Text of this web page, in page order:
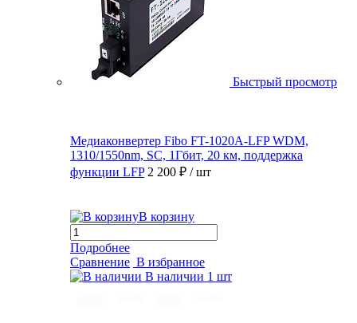
Быстрый просмотр
Медиаконвертер Fibo FT-1020A-LFP WDM,
1310/1550nm, SC, 1Гбит, 20 км, поддержка
функции LFP 2 200 ₽ / шт
В корзину
Подробнее
Сравнение В избранное
В наличии 1 шт